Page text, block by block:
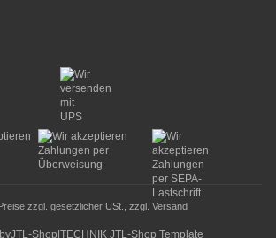
zzgl. gesetzlicher USt., zzgl. Versand
JTL-Shop TECHNIK JTL-Shop Template